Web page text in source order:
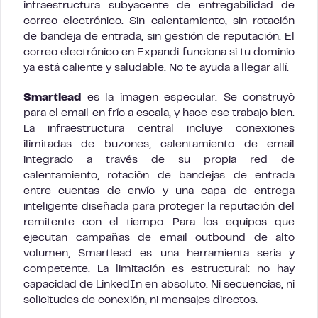
infraestructura subyacente de entregabilidad de
correo electrónico. Sin calentamiento, sin rotación
de bandeja de entrada, sin gestión de reputación. El
correo electrónico en Expandi funciona si tu dominio
ya está caliente y saludable. No te ayuda a llegar allí.
Smartlead
es la imagen especular. Se construyó
para el email en frío a escala, y hace ese trabajo bien.
La infraestructura central incluye conexiones
ilimitadas de buzones, calentamiento de email
integrado a través de su propia red de
calentamiento, rotación de bandejas de entrada
entre cuentas de envío y una capa de entrega
inteligente diseñada para proteger la reputación del
remitente con el tiempo. Para los equipos que
ejecutan campañas de email outbound de alto
volumen, Smartlead es una herramienta seria y
competente. La limitación es estructural: no hay
capacidad de LinkedIn en absoluto. Ni secuencias, ni
solicitudes de conexión, ni mensajes directos.